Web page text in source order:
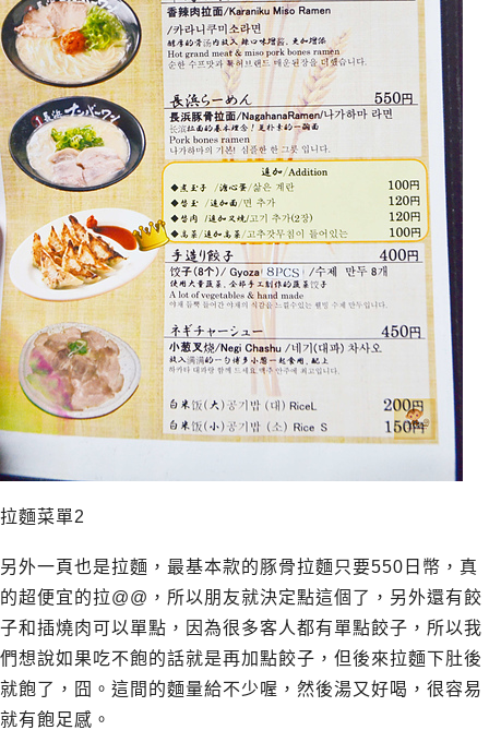
拉麵菜單2
另外一頁也是拉麵，最基本款的豚骨拉麵只要550日幣，真
的超便宜的拉@@，所以朋友就決定點這個了，另外還有餃
子和插燒肉可以單點，因為很多客人都有單點餃子，所以我
們想說如果吃不飽的話就是再加點餃子，但後來拉麵下肚後
就飽了，囧。這間的麵量給不少喔，然後湯又好喝，很容易
就有飽足感。